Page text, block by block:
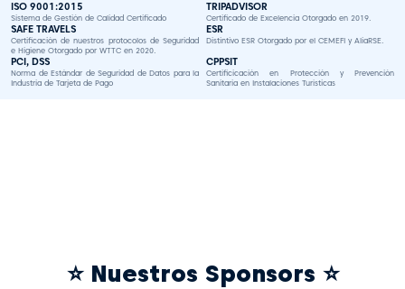
ISO 9001:2015
Sistema de Gestión de Calidad Certificado
TRIPADVISOR
Certificado de Excelencia Otorgado en 2019.
SAFE TRAVELS
Certificación de nuestros protocolos de Seguridad
e Higiene Otorgado por WTTC en 2020.
ESR
Distintivo ESR Otorgado por el CEMEFI y AliaRSE.
PCI, DSS
Norma de Estándar de Seguridad de Datos para la
Industria de Tarjeta de Pago
CPPSIT
Certificicación en Protección y Prevención
Sanitaria en Instalaciones Turísticas
⭐ Nuestros Sponsors ⭐